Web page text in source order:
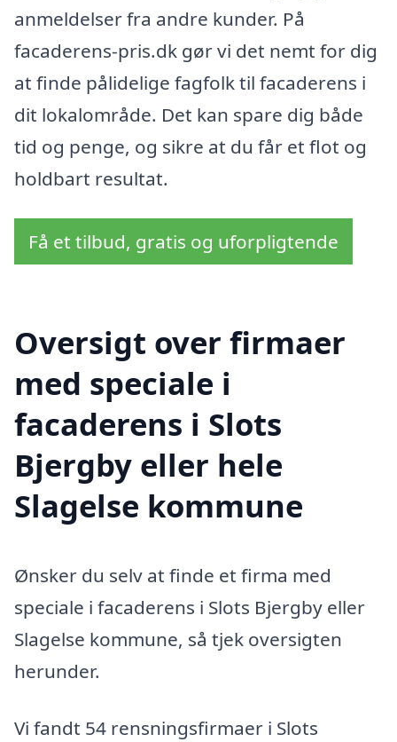
anmeldelser fra andre kunder. På
facaderens-pris.dk gør vi det nemt for dig
at finde pålidelige fagfolk til facaderens i
dit lokalområde. Det kan spare dig både
tid og penge, og sikre at du får et flot og
holdbart resultat.
Få et tilbud, gratis og uforpligtende
Oversigt over firmaer
med speciale i
facaderens i Slots
Bjergby eller hele
Slagelse kommune
Ønsker du selv at finde et firma med
speciale i facaderens i Slots Bjergby eller
Slagelse kommune, så tjek oversigten
herunder.
Vi fandt 54 rensningsfirmaer i Slots